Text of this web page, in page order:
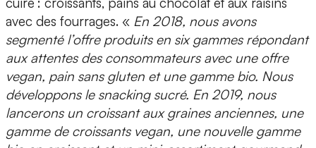
avec des fourrages. « En 2018, nous avons
segmenté l’offre produits en six gammes répondant
aux attentes des consommateurs avec une offre
vegan, pain sans gluten et une gamme bio. Nous
développons le snacking sucré. En 2019, nous
lancerons un croissant aux graines anciennes, une
gamme de croissants vegan, une nouvelle gamme